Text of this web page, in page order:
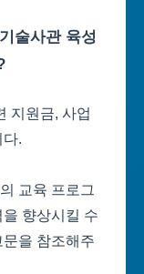
술사관 육성
지원금, 사업
다.
교육 프로그
향상시킬 수
을 참조해주